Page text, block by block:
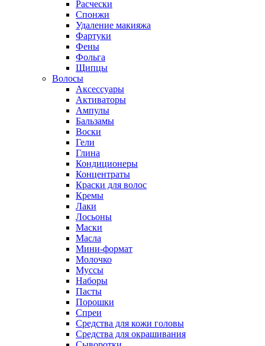
Расчески
Спонжи
Удаление макияжа
Фартуки
Фены
Фольга
Щипцы
Волосы
Аксессуары
Активаторы
Ампулы
Бальзамы
Воски
Гели
Глина
Кондиционеры
Концентраты
Краски для волос
Кремы
Лаки
Лосьоны
Маски
Масла
Мини-формат
Молочко
Муссы
Наборы
Пасты
Порошки
Спреи
Средства для кожи головы
Средства для окрашивания